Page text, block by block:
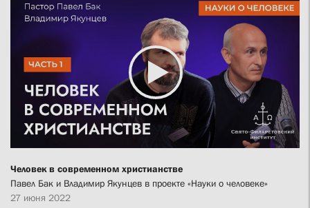
Человек в современном христианстве
Павел Бак и Владимир Якунцев в проекте «Науки о человеке»
27 июня 2022